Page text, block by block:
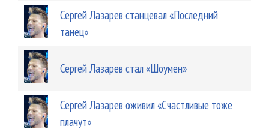
Сергей Лазарев станцевал «Последний
танец»
Сергей Лазарев стал «Шоумен»
Сергей Лазарев оживил «Счастливые тоже
плачут»